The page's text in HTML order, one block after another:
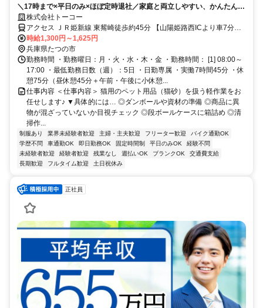
＼17時まで×平日のみ×ほぼ定時退社／家庭と両立しやすい、かんたんモ
クモク軽作業♪幅広い年代の女性活躍中！
株式会社トーコー
アクセス ＪＲ姫新線 東觜崎徒歩約45分 【山陽姫路西ICより車7分】
JR「東觜崎」駅より車9分
時給1,300円～1,625円
兵庫県たつの市
勤務時間 ・勤務曜日：月・火・水・木・金 ・勤務時間： [1] 08:00～
17:00 ・最低勤務日数（週）：5日 ・日勤専属 ・実働7時間45分 ・休
憩75分（昼休憩45分＋午前・午後に小休憩...
仕事内容 ＜仕事内容＞ 猫用のペット用品（猫砂）を扱う軽作業をお
任せします♪ ▼具体的には… ◎ダンボールや資材の準備 ◎商品に異
物が混ざっていないか目視チェック ◎段ボールケースに箱詰め ◎清
掃作...
制服あり 業界未経験者歓迎 主婦・主夫歓迎 フリーター歓迎
バイク通勤OK
学歴不問
車通勤OK 即日勤務OK 固定時間制 平日のみOK
経験不問
未経験者歓迎
経験者歓迎 残業なし 週払いOK ブランクOK
交通費支給
長期歓迎
フルタイム歓迎 土日祝休み
正社員